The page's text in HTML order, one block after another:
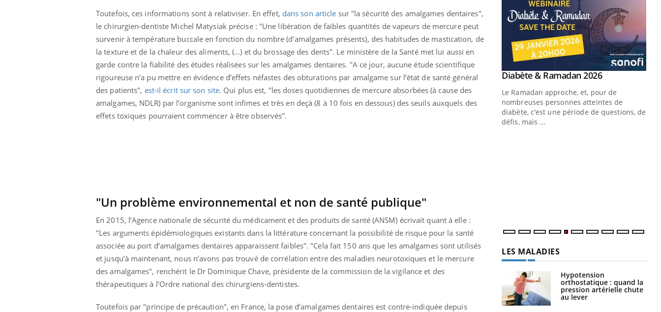
Toutefois, ces informations sont à relativiser. En effet, dans son article sur "la sécurité des amalgames dentaires",
le chirurgien-dentiste Michel Matysiak précise : "Une libération de faibles quantités de vapeurs de mercure peut
survenir à température buccale en fonction du nombre (d’amalgames présents), des habitudes de mastication, de
la texture et de la chaleur des aliments, (…) et du brossage des dents". Le ministère de la Santé met lui aussi en
garde contre la fiabilité des études réalisées sur les amalgames dentaires. "A ce jour, aucune étude scientifique
rigoureuse n’a pu mettre en évidence d’effets néfastes des obturations par amalgame sur l’état de santé général
des patients", est-il écrit sur son site. Qui plus est, "les doses quotidiennes de mercure absorbées (à cause des
amalgames, NDLR) par l’organisme sont infimes et très en deçà (8 à 10 fois en dessous) des seuils auxquels des
effets toxiques pourraient commencer à être observés".
"Un problème environnemental et non de santé publique"
En 2015, l’Agence nationale de sécurité du médicament et des produits de santé (ANSM) écrivait quant à elle :
"Les arguments épidémiologiques existants dans la littérature concernant la possibilité de risque pour la santé
associée au port d’amalgames dentaires apparaissent faibles". "Cela fait 150 ans que les amalgames sont utilisés
et jusqu’à maintenant, nous n’avons pas trouvé de corrélation entre des maladies neurotoxiques et le mercure
des amalgames", renchérit le Dr Dominique Chave, présidente de la commission de la vigilance et des
thérapeutiques à l’Ordre national des chirurgiens-dentistes.
Toutefois par "principe de précaution", en France, la pose d’amalgames dentaires est contre-indiquée depuis
Carence en fer : comprendre pour
Youtube
Fatigue, irritabilité, brouillard mental ou
même alopécie… Les symptômes de la
carence en fer sont multiples ce qui la rend
Youtube
Insuline & Charge mentale : et si on
osait en parler??Youtube
En 2026, l'insuline dans le diabète de type 2
reste entourée d'idées reçues chez les
patients comme parfois chez les soignants.
Youtube
Eczéma Chronique des Mains : se
préparer pour l’été !Youtube
L'été arrive… et avec lui, un tout nouveau
Youtube
Diabète & Ramadan 2026Youtube
Le Ramadan approche, et, pour de
nombreuses personnes atteintes de
diabète, c'est une période de questions, de
défis, mais ...
LES MALADIES
Hypotension
orthostatique : quand la
pression artérielle chute
au lever